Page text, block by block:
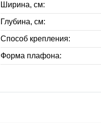
Ширина, см:
Глубина, см:
Способ крепления:
Форма плафона: